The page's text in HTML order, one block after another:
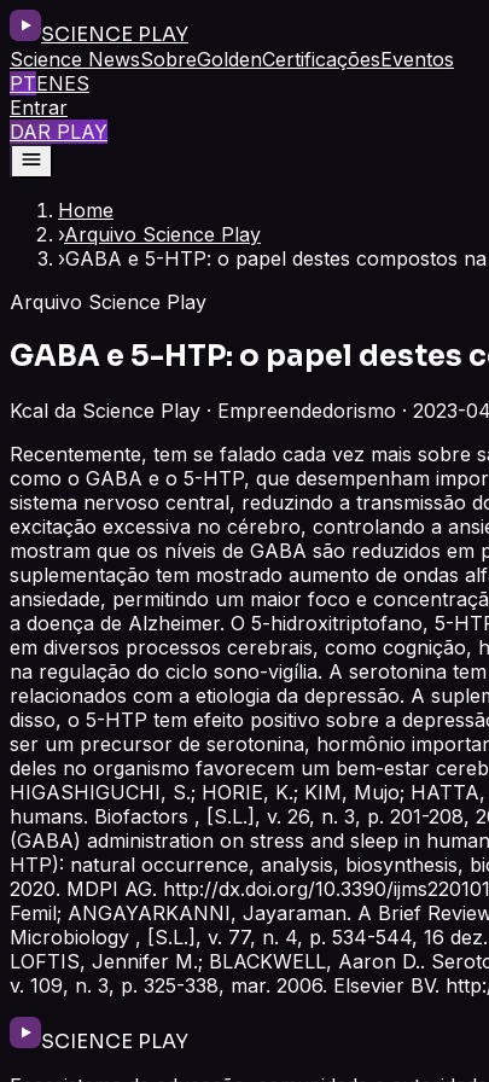
SCIENCE PLAY
Science NewsSobreGoldenCertificaçõesEventos
PTENES
Entrar
DAR PLAY
Home
›Arquivo Science Play
›GABA e 5-HTP: o papel destes compostos
Arquivo Science Play
GABA e 5-HTP: o papel destes
Kcal da Science Play · Empreendedorismo · 2023-
Recentemente, tem se falado cada vez mais sobre
como o GABA e o 5-HTP, que desempenham
sistema nervoso central, reduzindo a transmissão
excitação excessiva no cérebro, controlando a
mostram que os níveis de GABA são reduzidos
suplementação tem mostrado aumento de ondas
ansiedade, permitindo um maior foco e
a doença de Alzheimer. O 5-hidroxitriptofano, 5-
em diversos processos cerebrais, como cognição,
na regulação do ciclo sono-vigília. A serotonina
relacionados com a etiologia da depressão. A
disso, o 5-HTP tem efeito positivo sobre a
ser um precursor de serotonina, hormônio
deles no organismo favorecem um bem-estar
HIGASHIGUCHI, S.; HORIE, K.; KIM, Mujo;
humans. Biofactors , [S.L.], v. 26, n. 3, p. 201-208,
(GABA) administration on stress and sleep in
HTP): natural occurrence, analysis, biosynthesis,
2020. MDPI AG. http://dx.doi.org/10.3390/
Femil; ANGAYARKANNI, Jayaraman. A Brief
Microbiology , [S.L.], v. 77, n. 4, p. 534-544, 16
LOFTIS, Jennifer M.; BLACKWELL, Aaron D..
v. 109, n. 3, p. 325-338, mar. 2006. Elsevier BV.
SCIENCE PLAY